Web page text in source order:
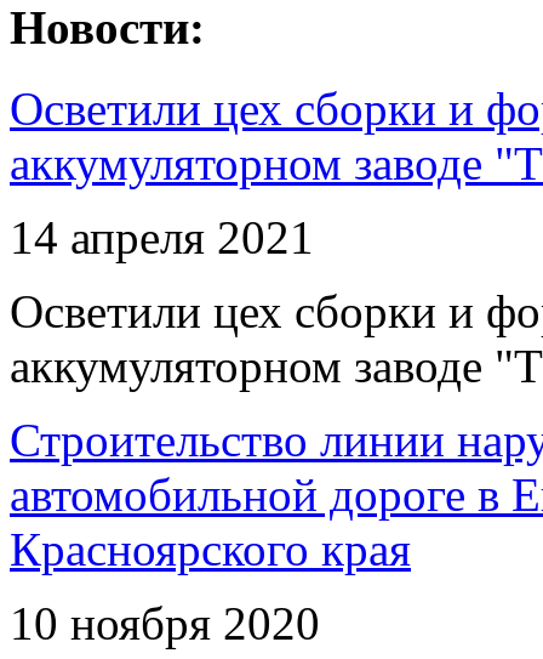
Новости:
Осветили цех сборки и
аккумуляторном заводе
14 апреля 2021
Осветили цех сборки и
аккумуляторном заводе
Строительство линии
автомобильной дороге в
Красноярского края
10 ноября 2020